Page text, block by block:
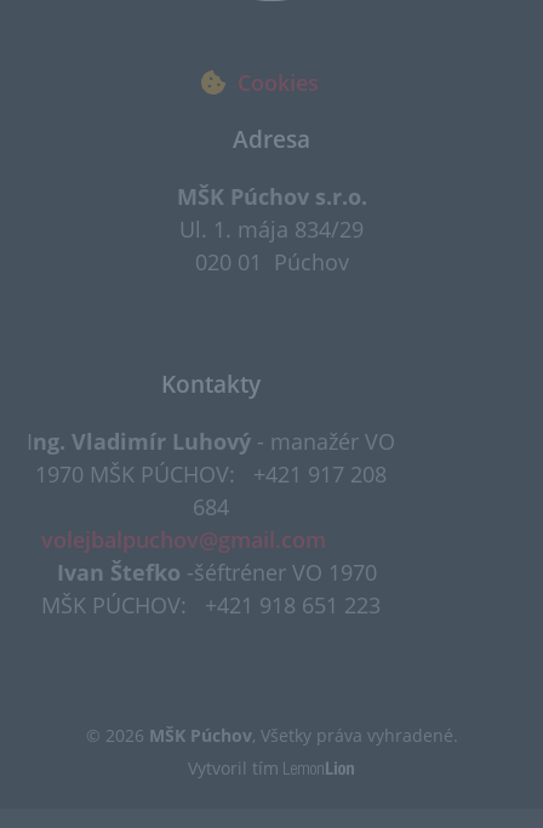
Cookies
Adresa
MŠK Púchov s.r.o.
Ul. 1. mája 834/29
020 01 Púchov
Kontakty
Ing. Vladimír Luhový - manažér VO
1970 MŠK PÚCHOV: +421 917 208
684
volejbalpuchov@gmail.com​​
Ivan Štefko -šéftréner VO 1970
MŠK PÚCHOV: +421 918 651 223
© 2026 MŠK Púchov, Všetky práva vyhradené.
Vytvoril tím